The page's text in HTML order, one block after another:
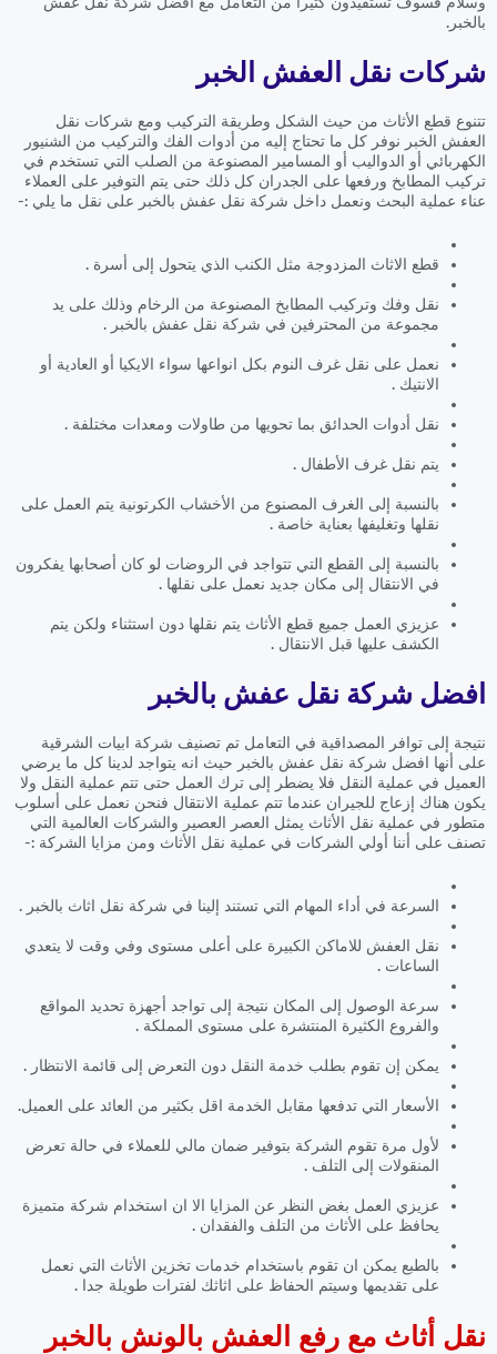
بالخبر.
شركات نقل العفش الخبر
تتنوع قطع الأثاث من حيث الشكل وطريقة التركيب ومع شركات نقل
العفش الخبر نوفر كل ما تحتاج إليه من أدوات الفك والتركيب من الشنيور
الكهربائي أو الدواليب أو المسامير المصنوعة من الصلب التي تستخدم في
تركيب المطابخ ورفعها على الجدران كل ذلك حتى يتم التوفير على العملاء
عناء عملية البحث ونعمل داخل شركة نقل عفش بالخبر على نقل ما يلي :-
قطع الاثاث المزدوجة مثل الكنب الذي يتحول إلى أسرة .
نقل وفك وتركيب المطابخ المصنوعة من الرخام وذلك على يد
مجموعة من المحترفين في شركة نقل عفش بالخبر .
نعمل على نقل غرف النوم بكل انواعها سواء الايكيا أو العادية أو
الانتيك .
نقل أدوات الحدائق بما تحويها من طاولات ومعدات مختلفة .
يتم نقل غرف الأطفال .
بالنسبة إلى الغرف المصنوع من الأخشاب الكرتونية يتم العمل على
نقلها وتغليفها بعناية خاصة .
بالنسبة إلى القطع التي تتواجد في الروضات لو كان أصحابها يفكرون
في الانتقال إلى مكان جديد نعمل على نقلها .
عزيزي العمل جميع قطع الأثاث يتم نقلها دون استثناء ولكن يتم
الكشف عليها قبل الانتقال .
افضل شركة نقل عفش بالخبر
نتيجة إلى توافر المصداقية في التعامل تم تصنيف شركة ابيات الشرقية
على أنها افضل شركة نقل عفش بالخبر حيث انه يتواجد لدينا كل ما يرضي
العميل في عملية النقل فلا يضطر إلى ترك العمل حتى تتم عملية النقل ولا
يكون هناك إزعاج للجيران عندما تتم عملية الانتقال فنحن نعمل على أسلوب
متطور في عملية نقل الأثاث يمثل العصر العصير والشركات العالمية التي
تصنف على أننا أولي الشركات في عملية نقل الأثاث ومن مزايا الشركة :-
السرعة في أداء المهام التي تستند إلينا في شركة نقل اثاث بالخبر .
نقل العفش للاماكن الكبيرة على أعلى مستوى وفي وقت لا يتعدي
الساعات .
سرعة الوصول إلى المكان نتيجة إلى تواجد أجهزة تحديد المواقع
والفروع الكثيرة المنتشرة على مستوى المملكة .
يمكن إن تقوم بطلب خدمة النقل دون التعرض إلى قائمة الانتظار .
الأسعار التي تدفعها مقابل الخدمة اقل بكثير من العائد على العميل.
لأول مرة تقوم الشركة بتوفير ضمان مالي للعملاء في حالة تعرض
المنقولات إلى التلف .
عزيزي العمل بغض النظر عن المزايا الا ان استخدام شركة متميزة
يحافظ على الأثاث من التلف والفقدان .
بالطبع يمكن ان تقوم باستخدام خدمات تخزين الأثاث التي نعمل
على تقديمها وسيتم الحفاظ على اثاثك لفترات طويلة جدا .
نقل أثاث مع رفع العفش بالونش بالخبر